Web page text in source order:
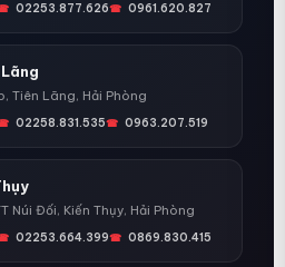
02253.877.626 0961.620.827
Tiên Lãng, Hải Phòng
02258.831.535 0963.207.519
Núi Đối, Kiến Thụy, Hải Phòng
02253.664.399 0869.830.415